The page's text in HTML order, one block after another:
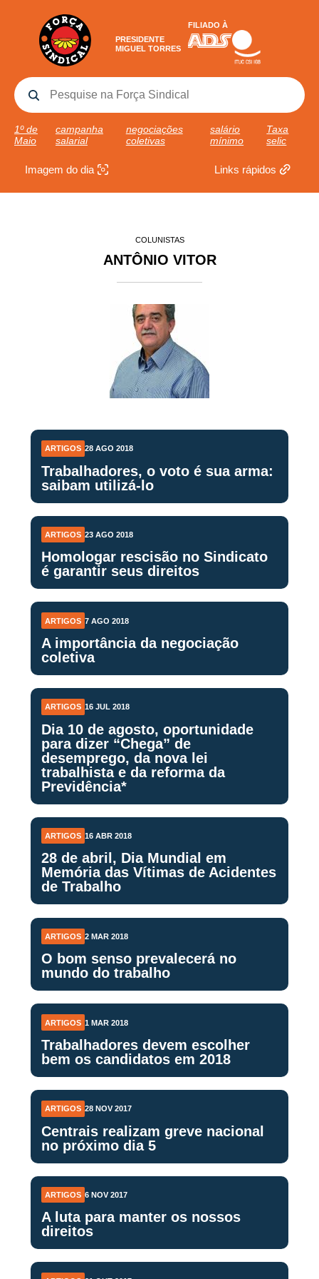
PRESIDENTE
MIGUEL TORRES
FILIADO À
1º de
Maio
campanha
salarial
negociações
coletivas
salário
mínimo
Taxa
selic
Imagem do dia Links rápidos
COLUNISTAS
ANTÔNIO VITOR
ARTIGOS 28 AGO 2018
Trabalhadores, o voto é sua arma:
saibam utilizá-lo
ARTIGOS 23 AGO 2018
Homologar rescisão no Sindicato
é garantir seus direitos
ARTIGOS 7 AGO 2018
A importância da negociação
coletiva
ARTIGOS 16 JUL 2018
Dia 10 de agosto, oportunidade
para dizer “Chega” de
desemprego, da nova lei
trabalhista e da reforma da
Previdência*
ARTIGOS 16 ABR 2018
28 de abril, Dia Mundial em
Memória das Vítimas de Acidentes
de Trabalho
ARTIGOS 2 MAR 2018
O bom senso prevalecerá no
mundo do trabalho
ARTIGOS 1 MAR 2018
Trabalhadores devem escolher
bem os candidatos em 2018
ARTIGOS 28 NOV 2017
Centrais realizam greve nacional
no próximo dia 5
ARTIGOS 6 NOV 2017
A luta para manter os nossos
direitos